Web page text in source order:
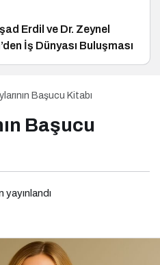
Erdil ve Dr. Zeynel
İş Dünyası Buluşması
Başucu Kitabı
Başucu
yayınlandı